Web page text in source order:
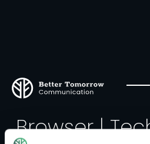
Browser |